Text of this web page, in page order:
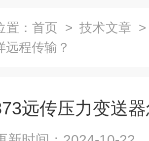
置： 首页 > 技术文章
远程传输？
远传压力变送